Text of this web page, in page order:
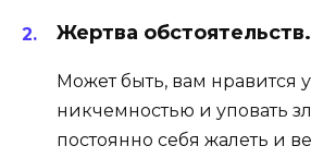
Жертва обстоятельств.
Может быть, вам нравится
никчемностью и уповать
постоянно себя жалеть и